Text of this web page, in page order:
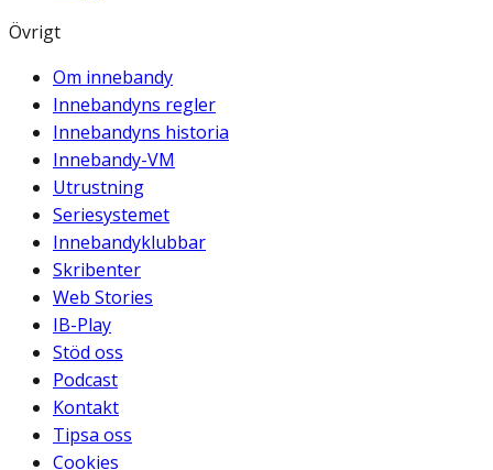
Övrigt
Om innebandy
Innebandyns regler
Innebandyns historia
Innebandy-VM
Utrustning
Seriesystemet
Innebandyklubbar
Skribenter
Web Stories
IB-Play
Stöd oss
Podcast
Kontakt
Tipsa oss
Cookies